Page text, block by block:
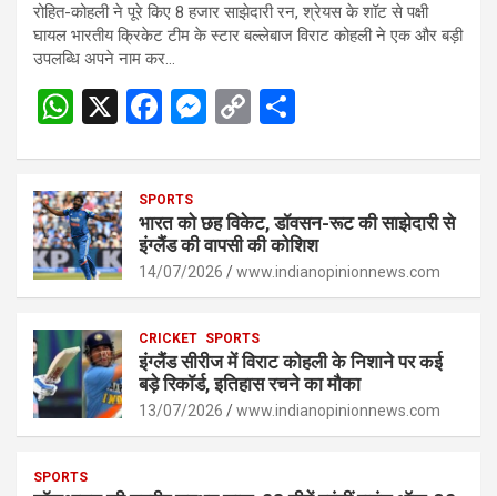
रोहित-कोहली ने पूरे किए 8 हजार साझेदारी रन, श्रेयस के शॉट से पक्षी
घायल भारतीय क्रिकेट टीम के स्टार बल्लेबाज विराट कोहली ने एक और बड़ी
उपलब्धि अपने नाम कर…
W
s
A
p
p
X
F
b
o
o
M
n
g
er
C
Li
n
k
e
SPORTS
भारत को छह विकेट, डॉवसन-रूट की साझेदारी से
इंग्लैंड की वापसी की कोशिश
14/07/2026 www.indianopinionnews.com
CRICKET SPORTS
इंग्लैंड सीरीज में विराट कोहली के निशाने पर कई
बड़े रिकॉर्ड, इतिहास रचने का मौका
13/07/2026 www.indianopinionnews.com
SPORTS